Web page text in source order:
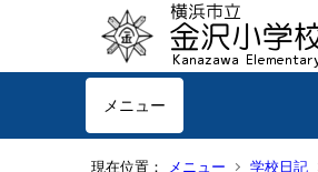
メニュー
現在位置： メニュー 学校日記